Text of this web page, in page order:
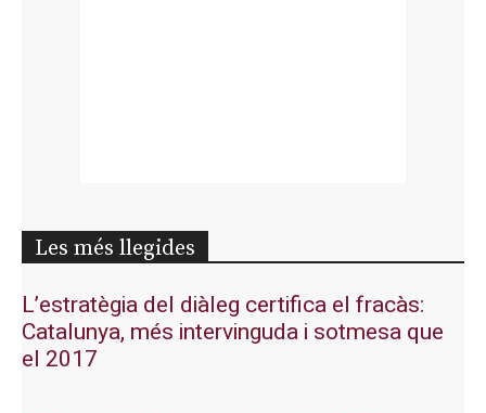
Les més llegides
L’estratègia del diàleg certifica el fracàs:
Catalunya, més intervinguda i sotmesa que
el 2017